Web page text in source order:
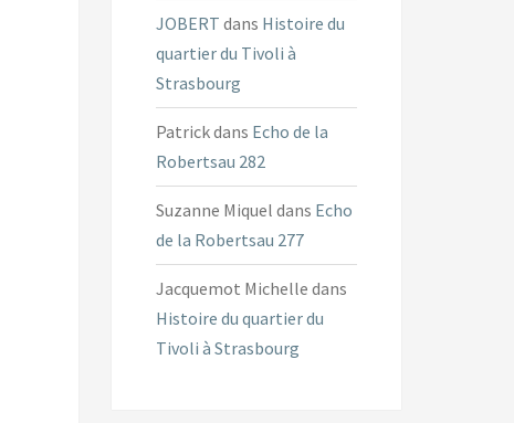
JOBERT dans Histoire du
quartier du Tivoli à
Strasbourg
Patrickdans Echo de la
Robertsau 282
Suzanne Miquel dans Echo
de la Robertsau 277
Jacquemot Michelle dans
Histoire du quartier du
Tivoli à Strasbourg